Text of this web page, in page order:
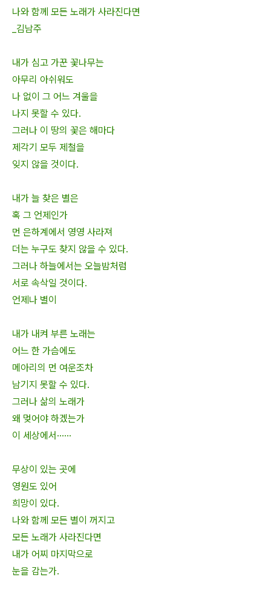
나와 함께 모든 노래가 사라진다면
_김남주
내가 심고 가꾼 꽃나무는
아무리 아쉬워도
나 없이 그 어느 겨울을
나지 못할 수 있다.
그러나 이 땅의 꽃은 해마다
제각기 모두 제철을
잊지 않을 것이다.
내가 늘 찾은 별은
혹 그 언제인가
먼 은하계에서 영영 사라져
더는 누구도 찾지 않을 수 있다.
그러나 하늘에서는 오늘밤처럼
서로 속삭일 것이다.
언제나 별이
내가 내켜 부른 노래는
어느 한 가슴에도
메아리의 먼 여운조차
남기지 못할 수 있다.
그러나 삶의 노래가
왜 멎어야 하겠는가
이 세상에서······
무상이 있는 곳에
영원도 있어
희망이 있다.
나와 함께 모든 별이 꺼지고
모든 노래가 사라진다면
내가 어찌 마지막으로
눈을 감는가.